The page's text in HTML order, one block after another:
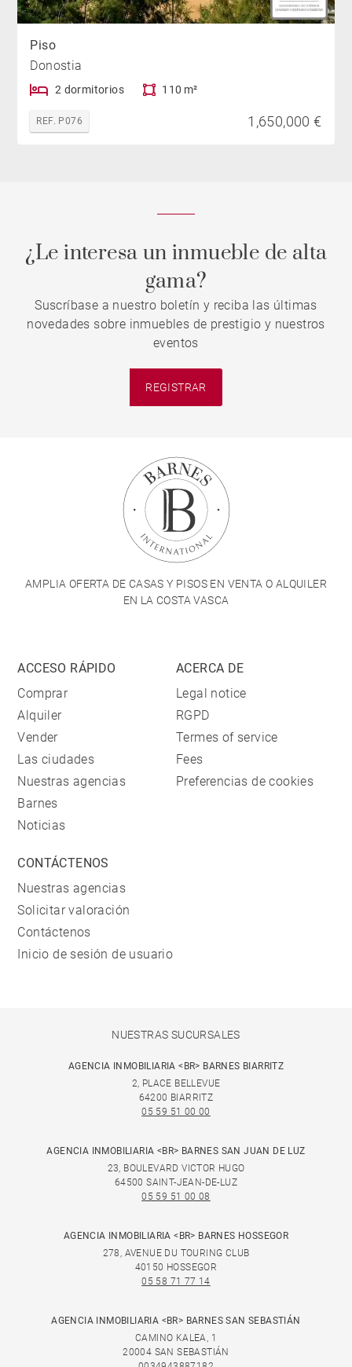
Piso
Donostia
2 dormitorios 110 m²
REF. P076 1,650,000 €
¿Le interesa un inmueble de alta
gama?
Suscríbase a nuestro boletín y reciba las últimas
novedades sobre inmuebles de prestigio y nuestros
eventos
REGISTRAR
AMPLIA OFERTA DE CASAS Y PISOS EN VENTA O ALQUILER
EN LA COSTA VASCA
ACCESO RÁPIDO
Comprar
Alquiler
Vender
Las ciudades
Nuestras agencias
Barnes
Noticias
ACERCA DE
Legal notice
RGPD
Termes of service
Fees
Preferencias de cookies
CONTÁCTENOS
Nuestras agencias
Solicitar valoración
Contáctenos
Inicio de sesión de usuario
NUESTRAS SUCURSALES
AGENCIA INMOBILIARIA <BR> BARNES BIARRITZ
2, PLACE BELLEVUE
64200 BIARRITZ
05 59 51 00 00
AGENCIA INMOBILIARIA <BR> BARNES SAN JUAN DE LUZ
23, BOULEVARD VICTOR HUGO
64500 SAINT-JEAN-DE-LUZ
05 59 51 00 08
AGENCIA INMOBILIARIA <BR> BARNES HOSSEGOR
278, AVENUE DU TOURING CLUB
40150 HOSSEGOR
05 58 71 77 14
AGENCIA INMOBILIARIA <BR> BARNES SAN SEBASTIÁN
CAMINO KALEA, 1
20004 SAN SEBASTIÁN